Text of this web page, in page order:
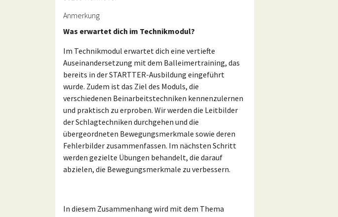
Anmerkung
Was erwartet dich im Technikmodul?
Im Technikmodul erwartet dich eine vertiefte
Auseinandersetzung mit dem Balleimertraining, das
bereits in der STARTTER-Ausbildung eingeführt
wurde. Zudem ist das Ziel des Moduls, die
verschiedenen Beinarbeitstechniken kennenzulernen
und praktisch zu erproben. Wir werden die Leitbilder
der Schlagtechniken durchgehen und die
übergeordneten Bewegungsmerkmale sowie deren
Fehlerbilder zusammenfassen. Im nächsten Schritt
werden gezielte Übungen behandelt, die darauf
abzielen, die Bewegungsmerkmale zu verbessern.
In diesem Zusammenhang wird mit dem Thema